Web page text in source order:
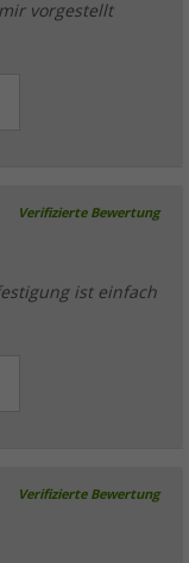
vorgestellt
Verifizierte Bewertung
ist einfach
Verifizierte Bewertung